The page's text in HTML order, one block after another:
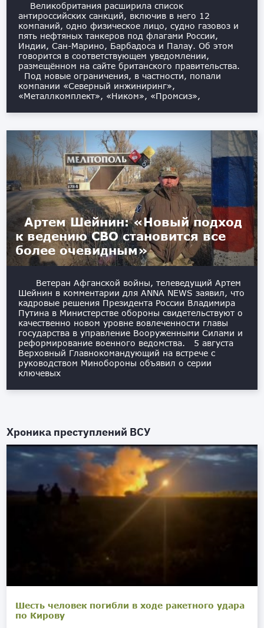
Великобритания расширила список
антироссийских санкций, включив в него 12
компаний, одно физическое лицо, судно газовоз и
пять нефтяных танкеров под флагами России,
Индии, Сан-Марино, Барбадоса и Палау. Об этом
говорится в соответствующем уведомлении,
размещённом на сайте британского правительства.
Под новые ограничения, в частности, попали
компании «Северный инжиниринг»,
«Металлкомплект», «Ником», «Промсиз»,
Артем Шейнин: «Новый подход
к ведению СВО становится все
более очевидным»
Ветеран Афганской войны, телеведущий Артем
Шейнин в комментарии для ANNA NEWS заявил, что
кадровые решения Президента России Владимира
Путина в Министерстве обороны свидетельствуют о
качественно новом уровне вовлеченности главы
государства в управление Вооруженными Силами и
реформирование военного ведомства. 5 августа
Верховный Главнокомандующий на встрече с
руководством Минобороны объявил о серии
ключевых
Хроника преступлений ВСУ
Шесть человек погибли в ходе ракетного удара
по Кирову